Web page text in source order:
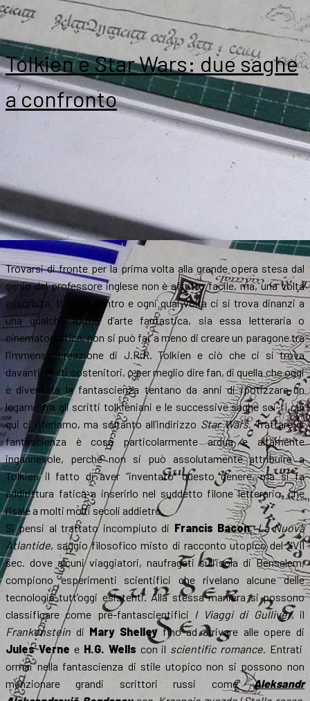
Tolkien e Star Wars: due saghe
a confronto
Trovarsi di fronte per la prima volta alla grande opera stesa dal
genio del professore inglese non è affatto facile, ma, una volta
assorbita, ti entra dentro e ogni qual volta ci si trova dinanzi a
una qualche forma d’arte fantastica, sia essa letteraria o
cinematografica, non si può far a meno di creare un paragone tra
l’immensa creazione di J.R.R. Tolkien e ciò che ci si trova
davanti. Molti sostenitori, o per meglio dire fan, di quella che oggi
è diventata la fantascienza tentano da anni di ipotizzare un
legame fra gli scritti tolkieniani e le successive saghe sci-fi cui
qui ci riferiamo, ma soltanto all’indirizzo Star Wars. Trattare di
fantascienza è cosa particolarmente ardua e altamente
ingannevole, perché non si può assolutamente attribuire a
Tolkien il fatto di aver “inventato” questo genere, ma si fa
addirittura fatica a inserirlo nel suddetto filone letterario, che
risale a molti molti secoli addietro.
Si pensi al trattato incompiuto di Francis Bacon,La Nuova
Atlantide, saggio filosofico misto di racconto utopico del XVII
sec. dove alcuni viaggiatori, naufragati sull’isola di Bensalem,
compiono esperimenti scientifici che rivelano alcune delle
tecnologie tutt’oggi esistenti. Alla stessa maniera si possono
classificare come pre-fantascientifici I Viaggi di Gulliver, il
Frankenstein di Mary Shelleyfino ad arrivare alle opere di
Jules Verne e H.G. Wells con il scientific romance. Entrati
ormai nella fantascienza di stile utopico non si possono non
menzionare grandi scrittori russi comeAleksandr